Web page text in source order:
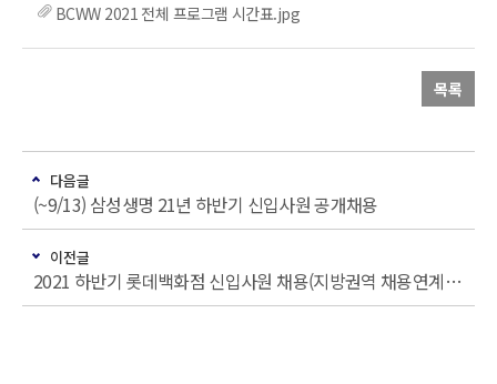
BCWW 2021 전체 프로그램 시간표.jpg
목록
다음글
(~9/13) 삼성생명 21년 하반기 신입사원 공개채용
이전글
2021 하반기 롯데백화점 신입사원 채용(지방권역 채용연계형 인턴)